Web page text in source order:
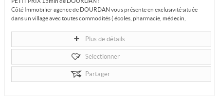
Côté Immobilier agence de DOURDAN vous présente en exclusivité située
dans un village avec toutes commodités ( écoles, pharmacie, médecin,
Plus de détails
Sélectionner
Partager